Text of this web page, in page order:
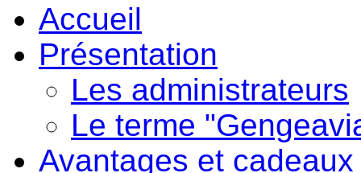
Accueil
Présentation
Les administrateurs
Le terme
Avantages et cadeaux